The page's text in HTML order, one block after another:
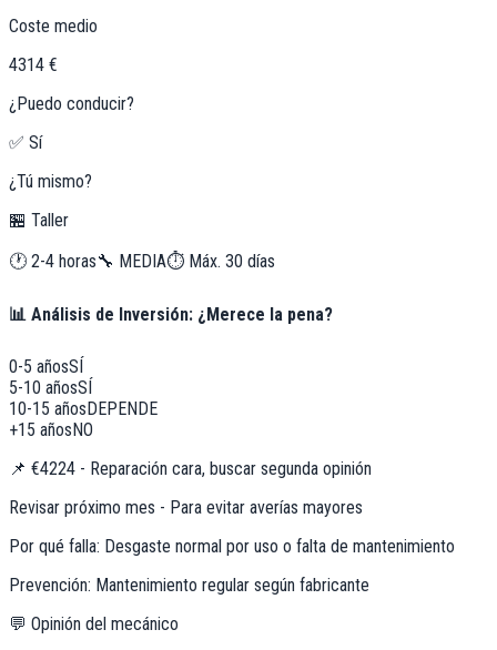
Coste medio
4314 €
¿Puedo conducir?
✅ Sí
¿Tú mismo?
🏪 Taller
🕐 2-4 horas🔧 MEDIA⏱️ Máx. 30 días
📊 Análisis de Inversión: ¿Merece la pena?
0-5 añosSÍ
5-10 añosSÍ
10-15 añosDEPENDE
+15 añosNO
📌 €4224 - Reparación cara, buscar segunda opinión
Revisar próximo mes - Para evitar averías mayores
Por qué falla: Desgaste normal por uso o falta de mantenimiento
Prevención: Mantenimiento regular según fabricante
💬 Opinión del mecánico